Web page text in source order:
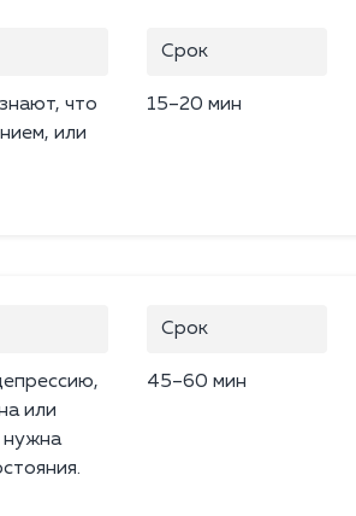
что
или
Срок
15–20 мин
или
нужна
Срок
45–60 мин